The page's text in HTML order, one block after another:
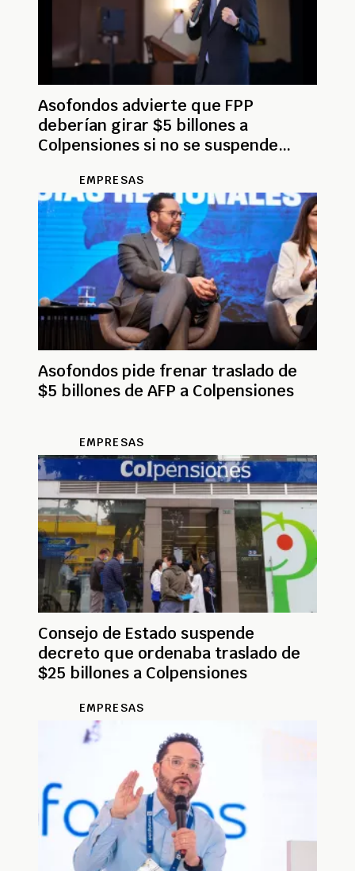
Asofondos advierte que FPP
deberían girar $5 billones a
Colpensiones si no se suspende
EMPRESAS
Asofondos pide frenar traslado de
$5 billones de AFP a Colpensiones
EMPRESAS
Consejo de Estado suspende
decreto que ordenaba traslado de
$25 billones a Colpensiones
EMPRESAS